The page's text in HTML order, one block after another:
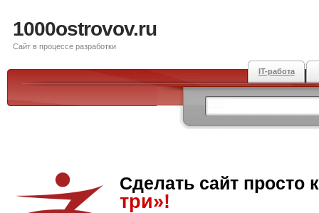
1000ostrovov.ru
Сайт в процессе разработки
IT-работа
Сделать сайт просто
три»!